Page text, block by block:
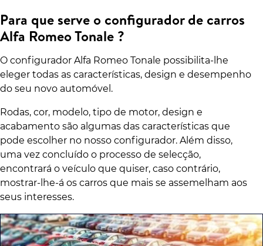
Para que serve o configurador de carros
Alfa Romeo Tonale ?
O configurador Alfa Romeo Tonale possibilita-lhe
eleger todas as características, design e desempenho
do seu novo automóvel.
Rodas, cor, modelo, tipo de motor, design e
acabamento são algumas das características que
pode escolher no nosso configurador. Além disso,
uma vez concluído o processo de selecção,
encontrará o veículo que quiser, caso contrário,
mostrar-lhe-á os carros que mais se assemelham aos
seus interesses.